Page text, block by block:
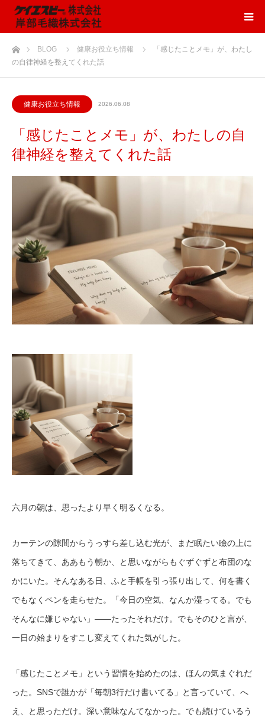
ホームBLOG 健康お役立ち情報
「感じたことメモ」が、わたし
の自律神経を整えてくれた話
健康お役立ち情報 2026.06.08
「感じたことメモ」が、わたしの自
律神経を整えてくれた話
六月の朝は、思ったより早く明るくなる。
カーテンの隙間からうっすら差し込む光が、まだ眠たい瞼の上に
落ちてきて、ああもう朝か、と思いながらもぐずぐずと布団のな
かにいた。そんなある日、ふと手帳を引っ張り出して、何を書く
でもなくペンを走らせた。「今日の空気、なんか湿ってる。でも
そんなに嫌じゃない」——たったそれだけ。でもそのひと言が、
一日の始まりをすこし変えてくれた気がした。
「感じたことメモ」という習慣を始めたのは、ほんの気まぐれだ
った。SNSで誰かが「毎朝3行だけ書いてる」と言っていて、へ
え、と思っただけ。深い意味なんてなかった。でも続けているう